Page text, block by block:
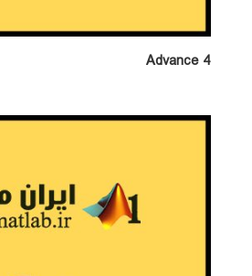
Advance 4